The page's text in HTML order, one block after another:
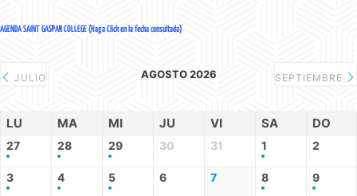
AGENDA SAINT GASPAR COLLEGE (Haga Click en la fecha consultada)
JULIO AGOSTO 2026 SEPTIEMBRE
LU MA MI JU VI SA DO
27 28 29 30 31 1 2
3 4 5 6 7 8 9